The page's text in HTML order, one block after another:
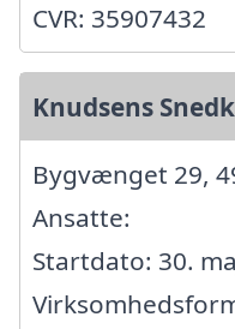
CVR: 35907432
Knudsens
Bygvænget 29,
Ansatte:
Startdato: 30.